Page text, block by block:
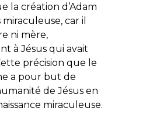
la création d’Adam
car il
ni mère,
à Jésus qui avait
précision que le
a pour but de
de Jésus en
miraculeuse.